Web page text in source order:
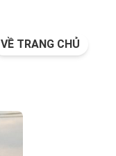
VỀ TRANG CHỦ